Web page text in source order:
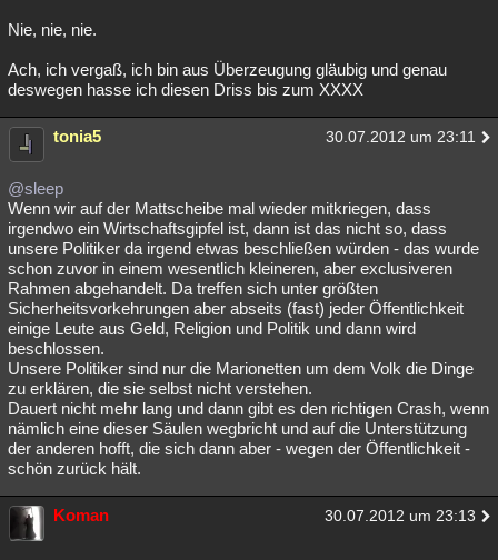
Nie, nie, nie.
Ach, ich vergaß, ich bin aus Überzeugung gläubig und genau
deswegen hasse ich diesen Driss bis zum XXXX
tonia5 30.07.2012 um 23:11
@sleep
Wenn wir auf der Mattscheibe mal wieder mitkriegen, dass
irgendwo ein Wirtschaftsgipfel ist, dann ist das nicht so, dass
unsere Politiker da irgend etwas beschließen würden - das wurde
schon zuvor in einem wesentlich kleineren, aber exclusiveren
Rahmen abgehandelt. Da treffen sich unter größten
Sicherheitsvorkehrungen aber abseits (fast) jeder Öffentlichkeit
einige Leute aus Geld, Religion und Politik und dann wird
beschlossen.
Unsere Politiker sind nur die Marionetten um dem Volk die Dinge
zu erklären, die sie selbst nicht verstehen.
Dauert nicht mehr lang und dann gibt es den richtigen Crash, wenn
nämlich eine dieser Säulen wegbricht und auf die Unterstützung
der anderen hofft, die sich dann aber - wegen der Öffentlichkeit -
schön zurück hält.
Koman 30.07.2012 um 23:13